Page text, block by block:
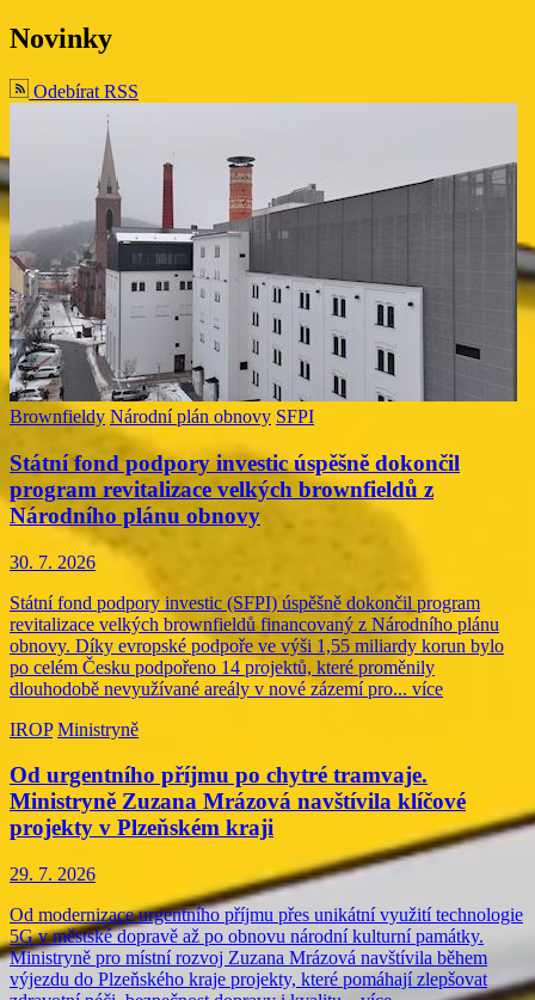
Novinky
Odebírat RSS
Brownfieldy Národní plán obnovy SFPI
Státní fond podpory investic úspěšně dokončil
program revitalizace velkých brownfieldů z
Národního plánu obnovy
30. 7. 2026
Státní fond podpory investic (SFPI) úspěšně dokončil program
revitalizace velkých brownfieldů financovaný z Národního plánu
obnovy. Díky evropské podpoře ve výši 1,55 miliardy korun bylo
po celém Česku podpořeno 14 projektů, které proměnily
dlouhodobě nevyužívané areály v nové zázemí pro... více
IROP Ministryně
Od urgentního příjmu po chytré tramvaje.
Ministryně Zuzana Mrázová navštívila klíčové
projekty v Plzeňském kraji
29. 7. 2026
Od modernizace urgentního příjmu přes unikátní využití technologie
5G v městské dopravě až po obnovu národní kulturní památky.
Ministryně pro místní rozvoj Zuzana Mrázová navštívila během
výjezdu do Plzeňského kraje projekty, které pomáhají zlepšovat